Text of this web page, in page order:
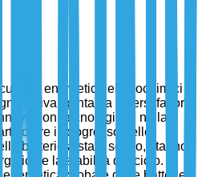
energetico elettrochimici
spinta da diversi fattori
tecnologiche nella
il progresso delle
batterie a stato solido, stanno
e la stabilità del ciclo. A